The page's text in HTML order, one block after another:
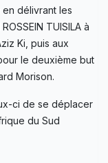
délivrant les
TUISILA à
Ki, puis aux
le deuxième but
Morison.
ci de se déplacer
du Sud